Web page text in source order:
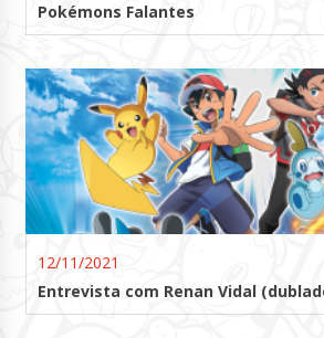
Pokémons Falantes
12/11/2021
Entrevista com Renan Vidal